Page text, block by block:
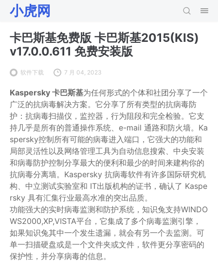
小虎网
卡巴斯基免费版 卡巴斯基2015(KIS)
v17.0.0.611 免费安装版
软件下载 7 月 04, 2023
Kaspersky 卡巴斯基为任何形式的个体和社团分享了一个
广泛的抗病毒解决方案。它分享了所有类型的抗病毒防
护：抗病毒扫描仪，监控器，行为阻段和完全检验。它支
持几乎是所有的普通操作系统、e-mail 通路和防火墙。Ka
spersky控制所有可能的病毒进入端口，它强大的功能和
局部灵活性以及网络管理工具为自动信息搜索、中央安装
和病毒防护控制分享最大的便利和最少的时间来建构你的
抗病毒分离墙。Kaspersky 抗病毒软件有许多国际研究机
构、中立测试实验室和 IT出版机构的证书，确认了 Kaspe
rsky 具有汇集行业最高水准的突出品质。
功能强大的实时病毒监测和防护系统，知识兔支持WINDO
WS2000,XP,VISTA平台，它集成了多个病毒监测引擎，
如果知识兔其中一个发生遗漏，就会有另一个去监测。可
单一扫描硬盘或是一个文件夹或文件，软件更分享密码的
保护性，并分享病毒的信息。